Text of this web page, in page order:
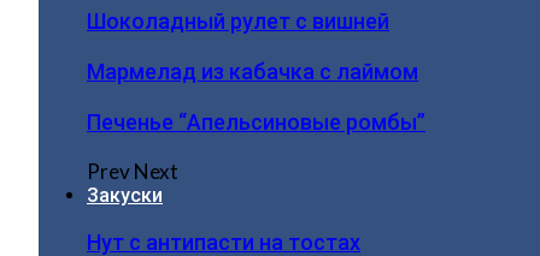
Шоколадный рулет с вишней
Мармелад из кабачка с лаймом
Печенье “Апельсиновые ромбы”
PrevNext
Закуски
Нут с антипасти на тостах